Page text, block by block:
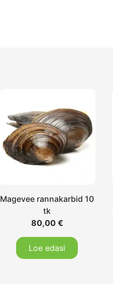
Magevee rannakarbid 10
tk
80,00 €
Loe edasi